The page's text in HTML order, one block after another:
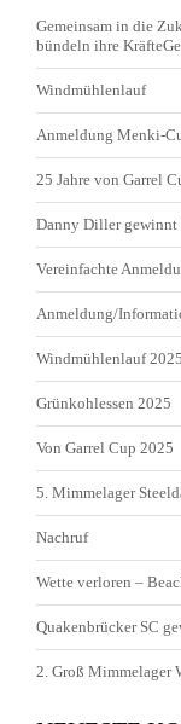
Gemeinsam in die
bündeln ihre
Windmühlenlauf
Anmeldung Menki-
25 Jahre von Garrel
Danny Diller gewinnt
Vereinfachte
Anmeldung/
Windmühlenlauf 2025
Grünkohlessen 2025
Von Garrel Cup 2025
5. Mimmelager
Nachruf
Wette verloren –
Quakenbrücker SC
2. Groß Mimmelager